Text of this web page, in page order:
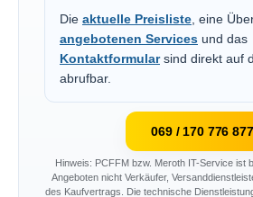
Die aktuelle Preisliste , eine
angebotenen Services und das
Kontaktformularsind direkt auf
abrufbar.
069 / 170 776 877
Hinweis: PCFFM bzw. Meroth IT-Service ist
Angeboten nicht Verkäufer,
des Kaufvertrags. Die technische